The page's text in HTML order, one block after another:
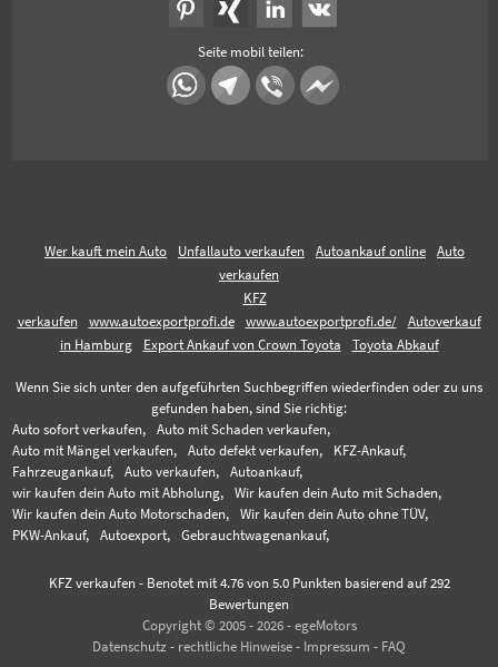
Seite mobil teilen:
Wer kauft mein Auto Unfallauto verkaufen Autoankauf online
Auto
verkaufen
KFZ
verkaufen
www.autoexportprofi.de www.autoexportprofi.de/
Autoverkauf
in Hamburg
Export Ankauf von Crown Toyota Toyota Abkauf
Wenn Sie sich unter den aufgeführten Suchbegriffen wiederfinden oder zu uns
gefunden haben, sind Sie richtig:
Auto sofort verkaufen,
Auto mit Schaden verkaufen,
Auto mit Mängel verkaufen,
Auto defekt verkaufen,
KFZ-Ankauf,
Fahrzeugankauf,
Auto verkaufen,
Autoankauf,
wir kaufen dein Auto mit Abholung,
Wir kaufen dein Auto mit Schaden,
Wir kaufen dein Auto Motorschaden,
Wir kaufen dein Auto ohne TÜV,
PKW-Ankauf,
Autoexport, Gebrauchtwagenankauf,
KFZ verkaufen- Benotet mit 4.76von 5.0 Punkten basierend auf 292
Bewertungen
Copyright © 2005 - 2026 - egeMotors
Datenschutz - rechtliche Hinweise - Impressum - FAQ